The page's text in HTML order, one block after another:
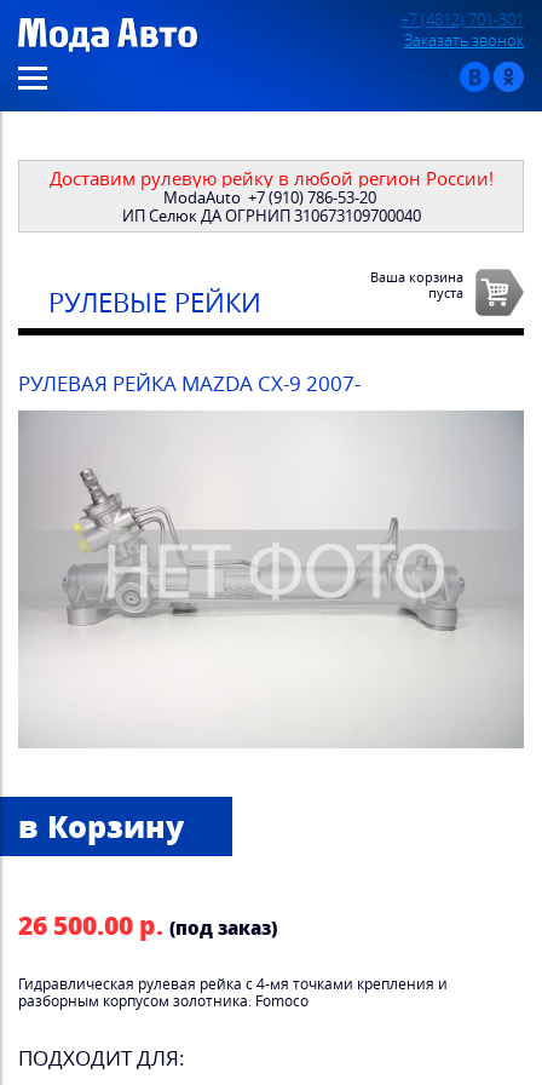
+7 (4812) 701-301
Заказать звонок
Доставим рулевую рейку в любой регион России!
ModaAuto +7 (910) 786-53-20
ИП Селюк ДА ОГРНИП 310673109700040
РУЛЕВЫЕ РЕЙКИ
Ваша корзина
пуста
РУЛЕВАЯ РЕЙКА MAZDA CX-9 2007-
26 500.00 р. (под заказ)
Гидравлическая рулевая рейка с 4-мя точками крепления и
разборным корпусом золотника. Fomoco
ПОДХОДИТ ДЛЯ: